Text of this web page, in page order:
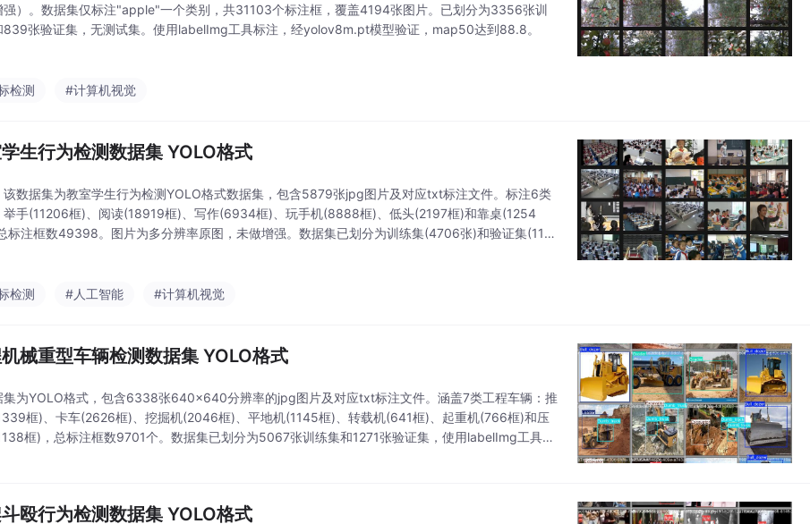
强）。数据集仅标注"apple"一个类别，共31103个标注框，覆盖4194张图片。已划分为3356张训
839张验证集，无测试集。使用labelImg工具标注，经yolov8m.pt模型验证，map50达到88.8。
检测 #计算机视觉
生行为检测数据集 YOLO格式
该数据集为教室学生行为检测YOLO格式数据集，包含5879张jpg图片及对应txt标注文件。标注6类
举手(11206框)、阅读(18919框)、写作(6934框)、玩手机(8888框)、低头(2197框)和靠桌(1254
标注框数49398。图片为多分辨率原图，未做增强。数据集已划分为训练集(4706张)和验证集(117
检测 #人工智能 #计算机视觉
械重型车辆检测数据集 YOLO格式
集为YOLO格式，包含6338张640x640分辨率的jpg图片及对应txt标注文件。涵盖7类工程车辆：推
框)、卡车(2626框)、挖掘机(2046框)、平地机(1145框)、转载机(641框)、起重机(766框)和压
框)，总标注框数9701个。数据集已划分为5067张训练集和1271张验证集，使用labelImg工具标
殴行为检测数据集 YOLO格式